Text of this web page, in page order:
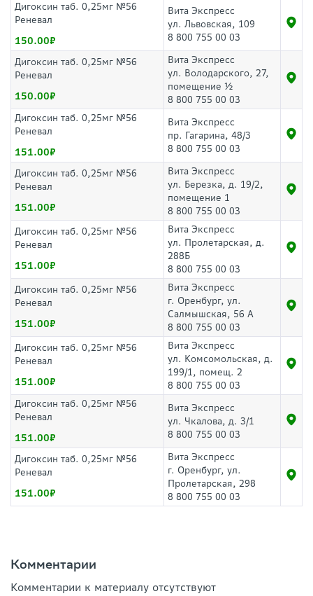
Дигоксин таб. 0,25мг №56
Реневал
150.00
Вита Экспресс
ул. Львовская, 109
8 800 755 00 03
Дигоксин таб. 0,25мг №56
Реневал
150.00
Вита Экспресс
ул. Володарского, 27,
помещение ½
8 800 755 00 03
Дигоксин таб. 0,25мг №56
Реневал
151.00
Вита Экспресс
пр. Гагарина, 48/3
8 800 755 00 03
Дигоксин таб. 0,25мг №56
Реневал
151.00
Вита Экспресс
ул. Березка, д. 19/2,
помещение 1
8 800 755 00 03
Дигоксин таб. 0,25мг №56
Реневал
151.00
Вита Экспресс
ул. Пролетарская, д.
288Б
8 800 755 00 03
Дигоксин таб. 0,25мг №56
Реневал
151.00
Вита Экспресс
г. Оренбург, ул.
Салмышская, 56 А
8 800 755 00 03
Дигоксин таб. 0,25мг №56
Реневал
151.00
Вита Экспресс
ул. Комсомольская, д.
199/1, помещ. 2
8 800 755 00 03
Дигоксин таб. 0,25мг №56
Реневал
151.00
Вита Экспресс
ул. Чкалова, д. 3/1
8 800 755 00 03
Дигоксин таб. 0,25мг №56
Реневал
151.00
Вита Экспресс
г. Оренбург, ул.
Пролетарская, 298
8 800 755 00 03
Комментарии
Комментарии к материалу отсутствуют